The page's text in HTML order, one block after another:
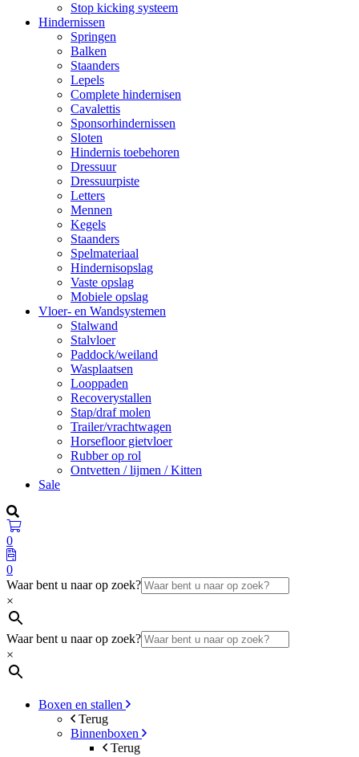
Stop kicking systeem
Hindernissen
Springen
Balken
Staanders
Lepels
Complete hindernisen
Cavalettis
Sponsorhindernissen
Sloten
Hindernis toebehoren
Dressuur
Dressuurpiste
Letters
Mennen
Kegels
Staanders
Spelmateriaal
Hindernisopslag
Vaste opslag
Mobiele opslag
Vloer- en Wandsystemen
Stalwand
Stalvloer
Paddock/weiland
Wasplaatsen
Looppaden
Recoverystallen
Stap/draf molen
Trailer/vrachtwagen
Horsefloor gietvloer
Rubber op rol
Ontvetten / lijmen / Kitten
Sale
0
0
Waar bent u naar op zoek?
×
Waar bent u naar op zoek?
×
Boxen en stallen
Terug
Binnenboxen
Terug